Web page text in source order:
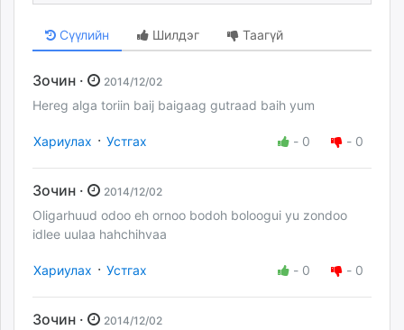
Сүүлийн Шилдэг Таагүй
Зочин · 2014/12/02
Hereg alga toriin baij baigaag gutraad baih yum
Хариулах · Устгах - 0 - 0
Зочин · 2014/12/02
Oligarhuud odoo eh ornoo bodoh boloogui yu zondoo
idlee uulaa hahchihvaa
Хариулах · Устгах - 0 - 0
Зочин · 2014/12/02